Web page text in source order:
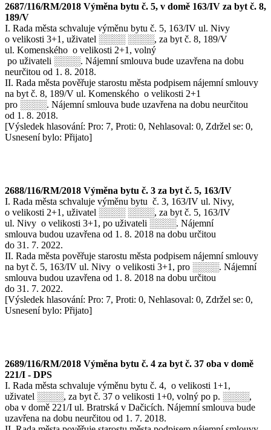
2687/116/RM/2018 Výměna bytu č. 5, v domě 163/IV za byt č. 8,
189/V
I. Rada města schvaluje výměnu bytu č. 5, 163/IV ul. Nivy
o velikosti 3+1, uživatel ░░░░ ░░░░, za byt č. 8, 189/V
ul. Komenského o velikosti 2+1, volný
po uživateli ░░░░. Nájemní smlouva bude uzavřena na dobu
neurčitou od 1. 8. 2018.
II. Rada města pověřuje starostu města podpisem nájemní smlouvy
na byt č. 8, 189/V ul. Komenského o velikosti 2+1
pro ░░░░. Nájemní smlouva bude uzavřena na dobu neurčitou
od 1. 8. 2018.
[Výsledek hlasování: Pro: 7, Proti: 0, Nehlasoval: 0, Zdržel se: 0,
Usnesení bylo: Přijato]
2688/116/RM/2018 Výměna bytu č. 3 za byt č. 5, 163/IV
I. Rada města schvaluje výměnu bytu č. 3, 163/IV ul. Nivy,
o velikosti 2+1, uživatel ░░░░ ░░░░, za byt č. 5, 163/IV
ul. Nivy o velikosti 3+1, po uživateli ░░░░. Nájemní
smlouva budou uzavřena od 1. 8. 2018 na dobu určitou
do 31. 7. 2022.
II. Rada města pověřuje starostu města podpisem nájemní smlouvy
na byt č. 5, 163/IV ul. Nivy o velikosti 3+1, pro ░░░░. Nájemní
smlouva budou uzavřena od 1. 8. 2018 na dobu určitou
do 31. 7. 2022.
[Výsledek hlasování: Pro: 7, Proti: 0, Nehlasoval: 0, Zdržel se: 0,
Usnesení bylo: Přijato]
2689/116/RM/2018 Výměna bytu č. 4 za byt č. 37 oba v domě
221/I - DPS
I. Rada města schvaluje výměnu bytu č. 4, o velikosti 1+1,
uživatel ░░░░, za byt č. 37 o velikosti 1+0, volný po p. ░░░░,
oba v domě 221/I ul. Bratrská v Dačicích. Nájemní smlouva bude
uzavřena na dobu neurčitou od 1. 7. 2018.